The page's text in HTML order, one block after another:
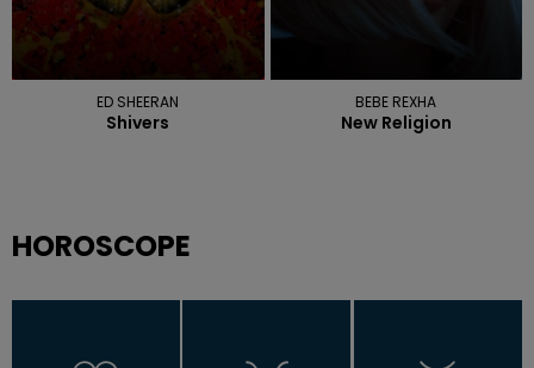
ED SHEERAN
Shivers
BEBE REXHA
New Religion
HOROSCOPE